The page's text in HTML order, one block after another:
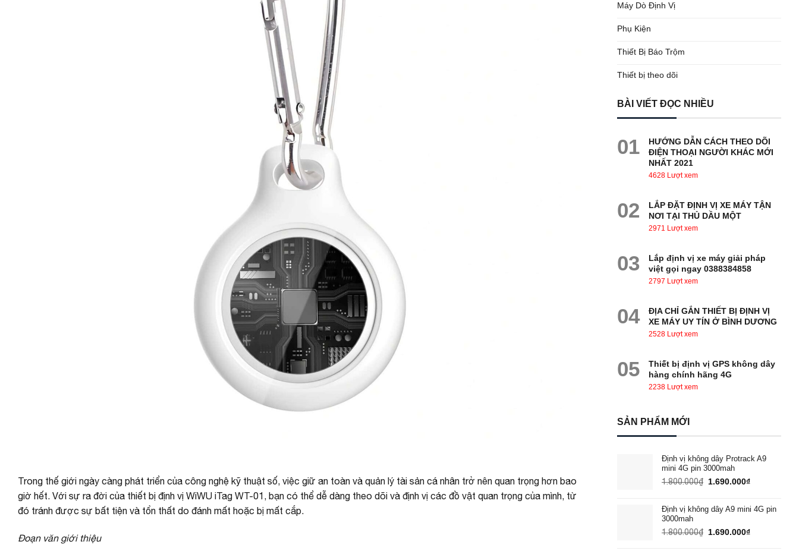
Trong thế giới ngày càng phát triển của công nghệ kỹ thuật số, việc giữ an toàn và quản lý tài sản cá nhân trở nên quan trọng hơn bao
giờ hết. Với sự ra đời của thiết bị định vị WiWU iTag WT-01, bạn có thể dễ dàng theo dõi và định vị các đồ vật quan trọng của mình, từ
đó tránh được sự bất tiện và tổn thất do đánh mất hoặc bị mất cắp.
Đoạn văn giới thiệu
Máy Dò Định Vị
Phụ Kiện
Thiết Bị Báo Trộm
Thiết bị theo dõi
BÀI VIẾT ĐỌC NHIỀU
01
HƯỚNG DẪN CÁCH THEO DÕI
ĐIỆN THOẠI NGƯỜI KHÁC MỚI
NHẤT 2021
4628 Lượt xem
02
LẮP ĐẶT ĐỊNH VỊ XE MÁY TẬN
NƠI TẠI THỦ DẦU MỘT
2971 Lượt xem
03
Lắp định vị xe máy giải pháp
việt gọi ngay 0388384858
2797 Lượt xem
04
ĐỊA CHỈ GẮN THIẾT BỊ ĐỊNH VỊ
XE MÁY UY TÍN Ở BÌNH DƯƠNG
2528 Lượt xem
05
Thiết bị định vị GPS không dây
hàng chính hãng 4G
2238 Lượt xem
SẢN PHẨM MỚI
Định vị không dây Protrack A9
mini 4G pin 3000mah
1.800.000₫ Giá
1.800.000₫.
1.690.000₫Giá
là:
Định vị không dây A9 mini 4G pin
3000mah
1.800.000₫ Giá
1.690.000₫Giá